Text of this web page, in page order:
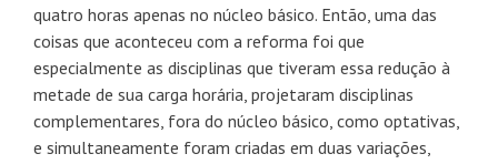
quatro horas apenas no núcleo básico. Então, uma das
coisas que aconteceu com a reforma foi que
especialmente as disciplinas que tiveram essa redução à
metade de sua carga horária, projetaram disciplinas
complementares, fora do núcleo básico, como optativas,
e simultaneamente foram criadas em duas variações,